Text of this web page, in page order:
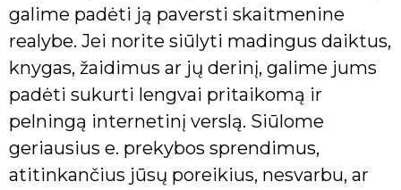
galime padėti ją paversti skaitmenine
realybe. Jei norite siūlyti madingus daiktus,
knygas, žaidimus ar jų derinį, galime jums
padėti sukurti lengvai pritaikomą ir
pelningą internetinį verslą. Siūlome
geriausius e. prekybos sprendimus,
atitinkančius jūsų poreikius, nesvarbu, ar